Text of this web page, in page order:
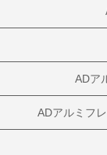
ADア
ADアルミフ